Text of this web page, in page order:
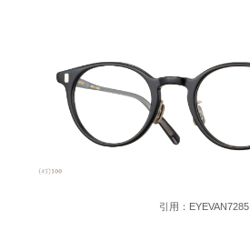
引用：EYEVAN7285